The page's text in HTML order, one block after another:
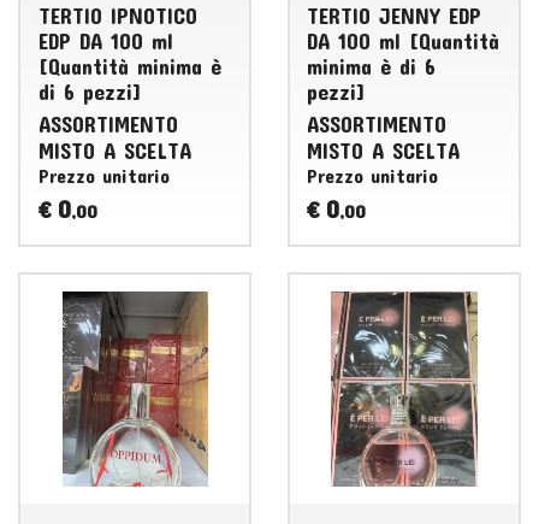
TERTIO IPNOTICO
EDP DA 100 ml
[Quantità minima è
di 6 pezzi]
ASSORTIMENTO
MISTO A SCELTA
Prezzo unitario
€ 0,00
TERTIO JENNY EDP
DA 100 ml [Quantità
minima è di 6
pezzi]
ASSORTIMENTO
MISTO A SCELTA
Prezzo unitario
€ 0,00